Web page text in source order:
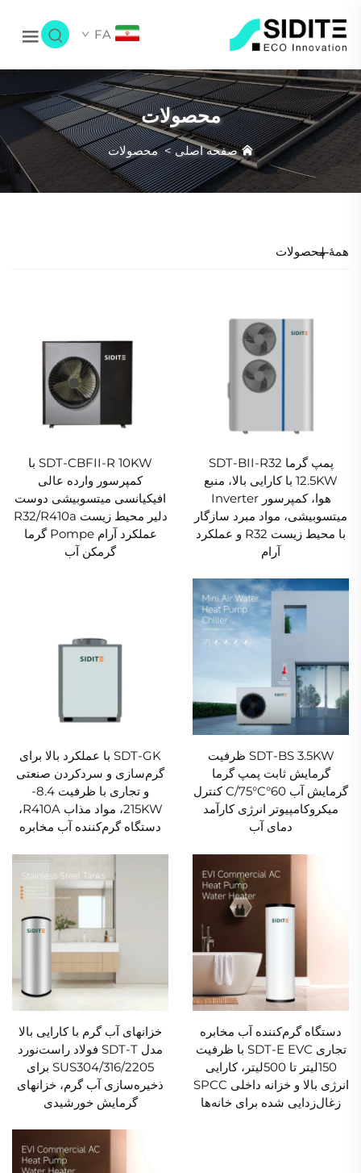
FA
محصولات
صفحه اصلی>محصولات
همهٔ محصولات
پمپ گرما SDT-BII-R32
12.5KW با کارایی بالا، منبع
هوا، کمپرسور Inverter
میتسوبیشی، مواد مبرد سازگار
با محیط زیست R32 و عملکرد
آرام
SDT-CBFII-R 10KW با
کمپرسور وارده عالی
افیکیانسی میتسوبیشی دوست
دلیر محیط زیست R32/R410a
عملکرد آرام Pompe گرما
گرمکن آب
SDT-BS 3.5KW ظرفیت
گرمایش ثابت پمپ گرما
گرمایش آب 60°C/75°C کنترل
میکروکامپیوتر انرژی کارآمد
دمای آب
SDT-GK با عملکرد بالا برای
گرم‌سازی و سردکردن صنعتی
و تجاری با ظرفیت 8.4-
215KW، مواد مذاب R410A،
دستگاه گرم‌کننده آب مخابره
دستگاه گرم‌کننده آب مخابره
تجاری SDT-E EVC با ظرفیت
150لیتر تا 500لیتر، کارایی
انرژی بالا و خزانه داخلی SPCC
زغال‌زدایی شده برای خانه‌ها
خزانهای آب گرم با کارایی بالا
مدل SDT-T فولاد راست‌نورد
SUS304/316/2205 برای
ذخیره‌سازی آب گرم، خزانهای
گرمایش خورشیدی